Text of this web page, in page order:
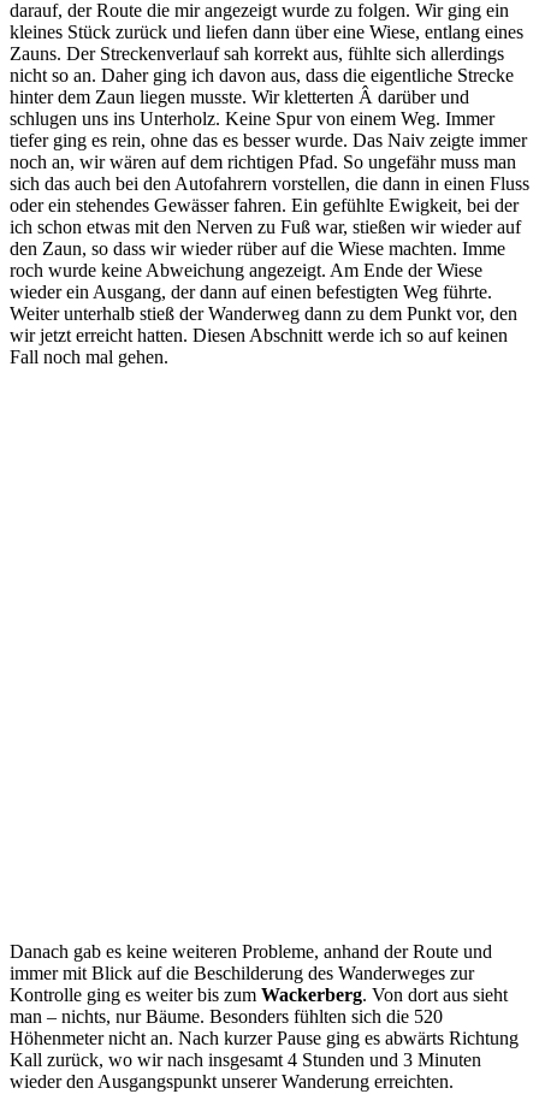
darauf, der Route die mir angezeigt wurde zu folgen. Wir ging ein
kleines Stück zurück und liefen dann über eine Wiese, entlang eines
Zauns. Der Streckenverlauf sah korrekt aus, fühlte sich allerdings
nicht so an. Daher ging ich davon aus, dass die eigentliche Strecke
hinter dem Zaun liegen musste. Wir kletterten Â darüber und
schlugen uns ins Unterholz. Keine Spur von einem Weg. Immer
tiefer ging es rein, ohne das es besser wurde. Das Naiv zeigte immer
noch an, wir wären auf dem richtigen Pfad. So ungefähr muss man
sich das auch bei den Autofahrern vorstellen, die dann in einen Fluss
oder ein stehendes Gewässer fahren. Ein gefühlte Ewigkeit, bei der
ich schon etwas mit den Nerven zu Fuß war, stießen wir wieder auf
den Zaun, so dass wir wieder rüber auf die Wiese machten. Imme
roch wurde keine Abweichung angezeigt. Am Ende der Wiese
wieder ein Ausgang, der dann auf einen befestigten Weg führte.
Weiter unterhalb stieß der Wanderweg dann zu dem Punkt vor, den
wir jetzt erreicht hatten. Diesen Abschnitt werde ich so auf keinen
Fall noch mal gehen.
Danach gab es keine weiteren Probleme, anhand der Route und
immer mit Blick auf die Beschilderung des Wanderweges zur
Kontrolle ging es weiter bis zum Wackerberg. Von dort aus sieht
man – nichts, nur Bäume. Besonders fühlten sich die 520
Höhenmeter nicht an. Nach kurzer Pause ging es abwärts Richtung
Kall zurück, wo wir nach insgesamt 4 Stunden und 3 Minuten
wieder den Ausgangspunkt unserer Wanderung erreichten.